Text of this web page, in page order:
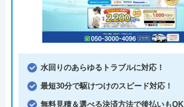
水回りのあらゆるトラブルに対応！
最短30分で駆けつけのスピード対応！
無料見積＆選べる決済方法で後払いもOK